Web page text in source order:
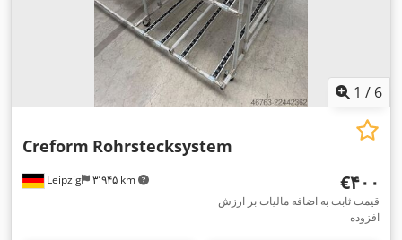
1 / 6
Leipzig ۳٬۹۴۵ km
Creform Rohrstecksystem
‎€۴۰۰
قیمت ثابت به اضافه مالیات بر ارزش
افزوده